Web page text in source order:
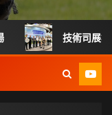
技術司展30項高齡